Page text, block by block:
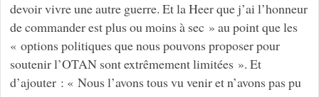
devoir vivre une autre guerre. Et la Heer que j’ai l’honneur
de commander est plus ou moins à sec » au point que les
« options politiques que nous pouvons proposer pour
soutenir l’OTAN sont extrêmement limitées ». Et
d’ajouter : « Nous l’avons tous vu venir et n’avons pas pu